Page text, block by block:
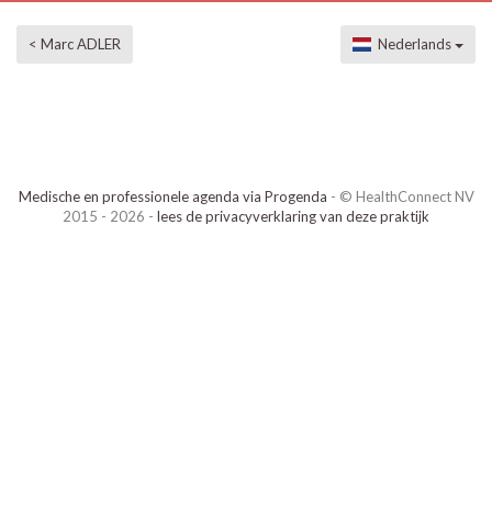
< Marc ADLER Nederlands
Medische en professionele agenda via Progenda - © HealthConnect NV
2015 - 2026 - lees de privacyverklaring van deze praktijk